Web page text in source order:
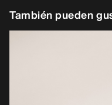
También pueden